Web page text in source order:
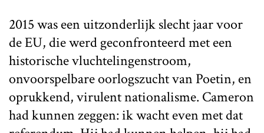
2015 was een uitzonderlijk slecht jaar voor
de EU, die werd geconfronteerd met een
historische vluchtelingenstroom,
onvoorspelbare oorlogszucht van Poetin, en
oprukkend, virulent nationalisme. Cameron
had kunnen zeggen: ik wacht even met dat